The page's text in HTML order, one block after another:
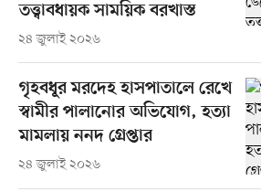
তত্ত্বাবধায়ক সাময়িক বরখাস্ত
২৪ জুলাই ২০২৬
গৃহবধূর মরদেহ হাসপাতালে রেখে
স্বামীর পালানোর অভিযোগ, হত্যা
মামলায় ননদ গ্রেপ্তার
২৪ জুলাই ২০২৬